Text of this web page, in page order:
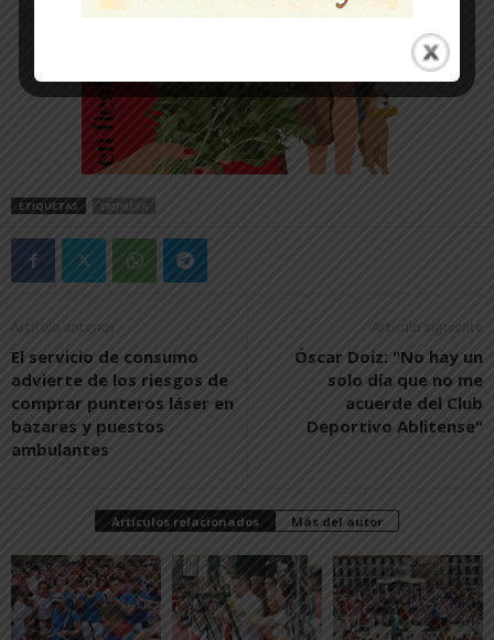
ETIQUETAS EMPRESA
Artículo anterior
El servicio de consumo
advierte de los riesgos de
comprar punteros láser en
bazares y puestos
ambulantes
Artículo siguiente
Óscar Doiz: "No hay un
solo día que no me
acuerde del Club
Deportivo Ablitense"
Artículos relacionados Más del autor